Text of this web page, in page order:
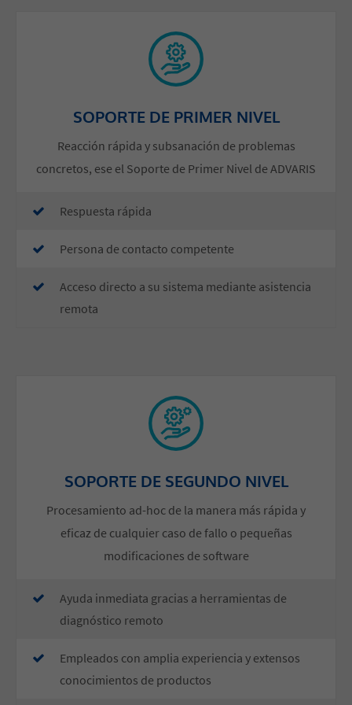
SOPORTE DE PRIMER NIVEL
Reacción rápida y subsanación de problemas
concretos, ese el Soporte de Primer Nivel de ADVARIS
​Respuesta rápida
Persona de contacto competente
Acceso directo a su sistema mediante asistencia
remota
SOPORTE DE SEGUNDO NIVEL
Procesamiento ad-hoc de la manera más rápida y
eficaz de cualquier caso de fallo o pequeñas
modificaciones de software
Ayuda inmediata gracias a herramientas de
diagnóstico remoto
Empleados con amplia experiencia y extensos
conocimientos de productos